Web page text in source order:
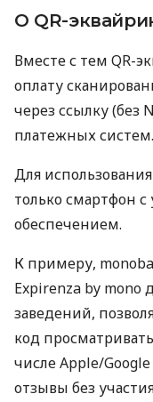
О QR-
Вместе с тем QR-
оплату
через ссылку (без
платежных систем.
Для
только смартфон
обеспечением.
К примеру,
Expirenza by mono
заведений,
код
числе Apple/
отзывы без